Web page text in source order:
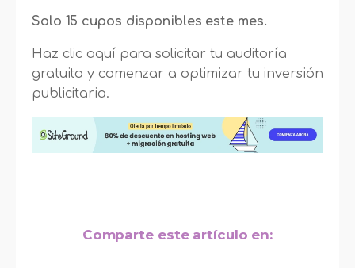
Solo 15 cupos disponibles este mes.
Haz clic aquí para solicitar tu auditoría
gratuita y comenzar a optimizar tu inversión
publicitaria.
Comparte este artículo en: